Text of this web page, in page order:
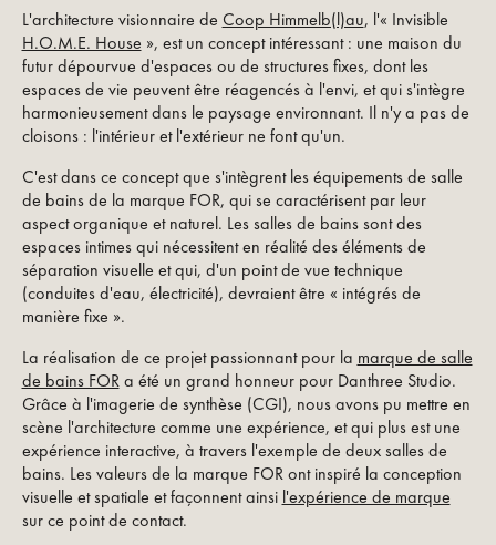
L'architecture visionnaire de Coop Himmelb(l)au, l'« Invisible
H.O.M.E. House », est un concept intéressant : une maison du
futur dépourvue d'espaces ou de structures fixes, dont les
espaces de vie peuvent être réagencés à l'envi, et qui s'intègre
harmonieusement dans le paysage environnant. Il n'y a pas de
cloisons : l'intérieur et l'extérieur ne font qu'un.
C'est dans ce concept que s'intègrent les équipements de salle
de bains de la marque FOR, qui se caractérisent par leur
aspect organique et naturel. Les salles de bains sont des
espaces intimes qui nécessitent en réalité des éléments de
séparation visuelle et qui, d'un point de vue technique
(conduites d'eau, électricité), devraient être « intégrés de
manière fixe ».
La réalisation de ce projet passionnant pour la marque de salle
de bains FORa été un grand honneur pour Danthree Studio.
Grâce à l'imagerie de synthèse (CGI), nous avons pu mettre en
scène l'architecture comme une expérience, et qui plus est une
expérience interactive, à travers l'exemple de deux salles de
bains. Les valeurs de la marque FOR ont inspiré la conception
visuelle et spatiale et façonnent ainsi l'expérience de marque
sur ce point de contact.